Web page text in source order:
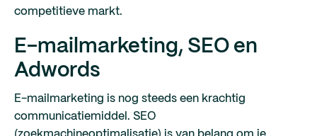
competitieve markt.
E-mailmarketing, SEO en
Adwords
E-mailmarketing is nog steeds een krachtig
communicatiemiddel. SEO